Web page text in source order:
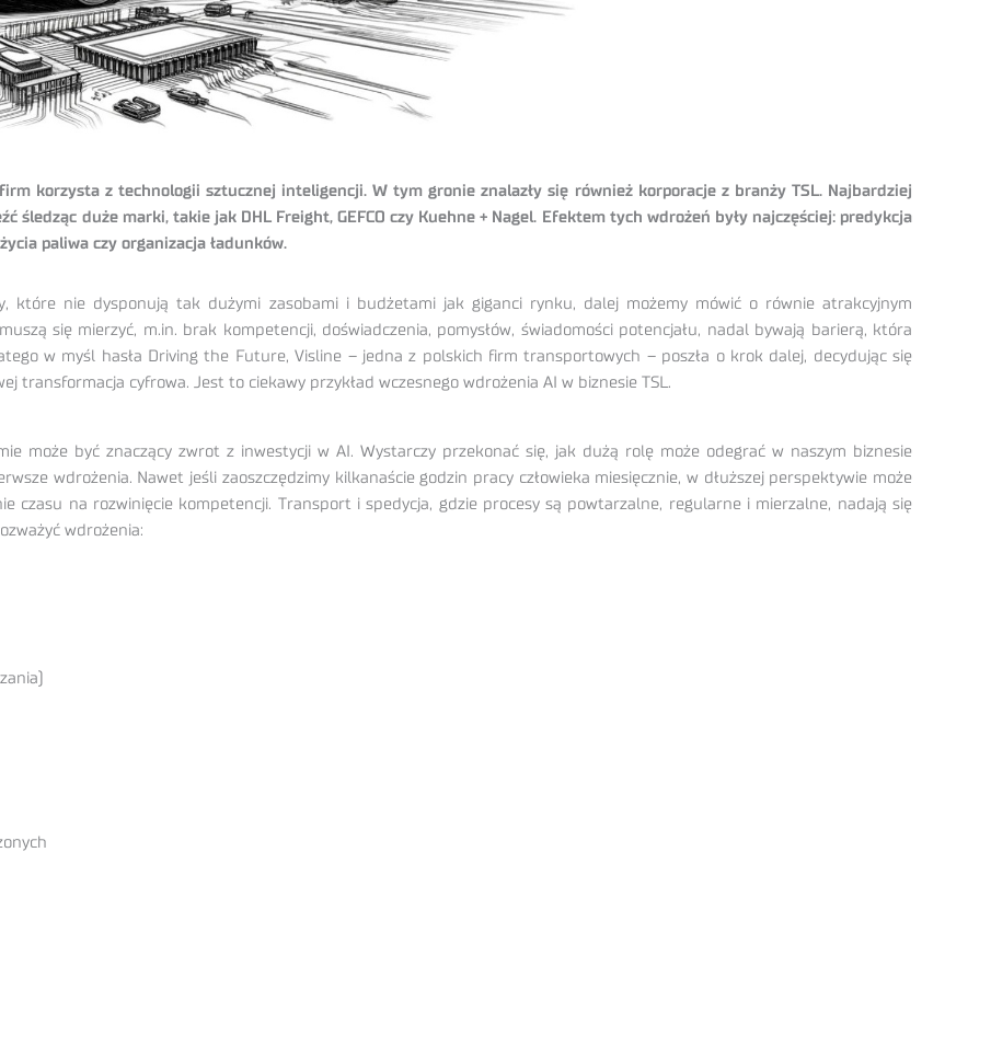
korzysta z technologii sztucznej inteligencji. W tym gronie znalazły się również korporacje z branży TSL. Najbardziej
śledząc duże marki, takie jak DHL Freight, GEFCO czy Kuehne + Nagel. Efektem tych wdrożeń były najczęściej: predykcja
paliwa czy organizacja ładunków.
które nie dysponują tak dużymi zasobami i budżetami jak giganci rynku, dalej możemy mówić o równie atrakcyjnym
się mierzyć, m.in. brak kompetencji, doświadczenia, pomysłów, świadomości potencjału, nadal bywają barierą, która
w myśl hasła Driving the Future, Visline – jedna z polskich firm transportowych – poszła o krok dalej, decydując się
transformacja cyfrowa. Jest to ciekawy przykład wczesnego wdrożenia AI w biznesie TSL.
może być znaczący zwrot z inwestycji w AI. Wystarczy przekonać się, jak dużą rolę może odegrać w naszym biznesie
wdrożenia. Nawet jeśli zaoszczędzimy kilkanaście godzin pracy człowieka miesięcznie, w dłuższej perspektywie może
czasu na rozwinięcie kompetencji. Transport i spedycja, gdzie procesy są powtarzalne, regularne i mierzalne, nadają się
wdrożenia: